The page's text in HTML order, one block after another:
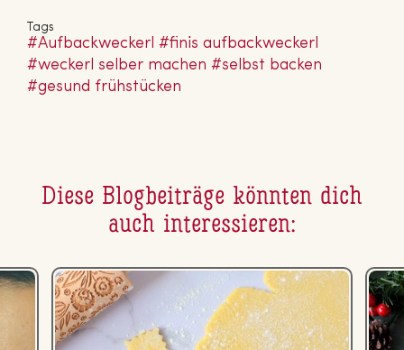
Tags
#Auf­back­we­ckerl #finis auf­back­we­ckerl
#weckerl selber machen #selbst backen
#gesund früh­stü­cken
Diese Blog­bei­trä­ge könnten dich
auch in­ter­es­sie­ren: